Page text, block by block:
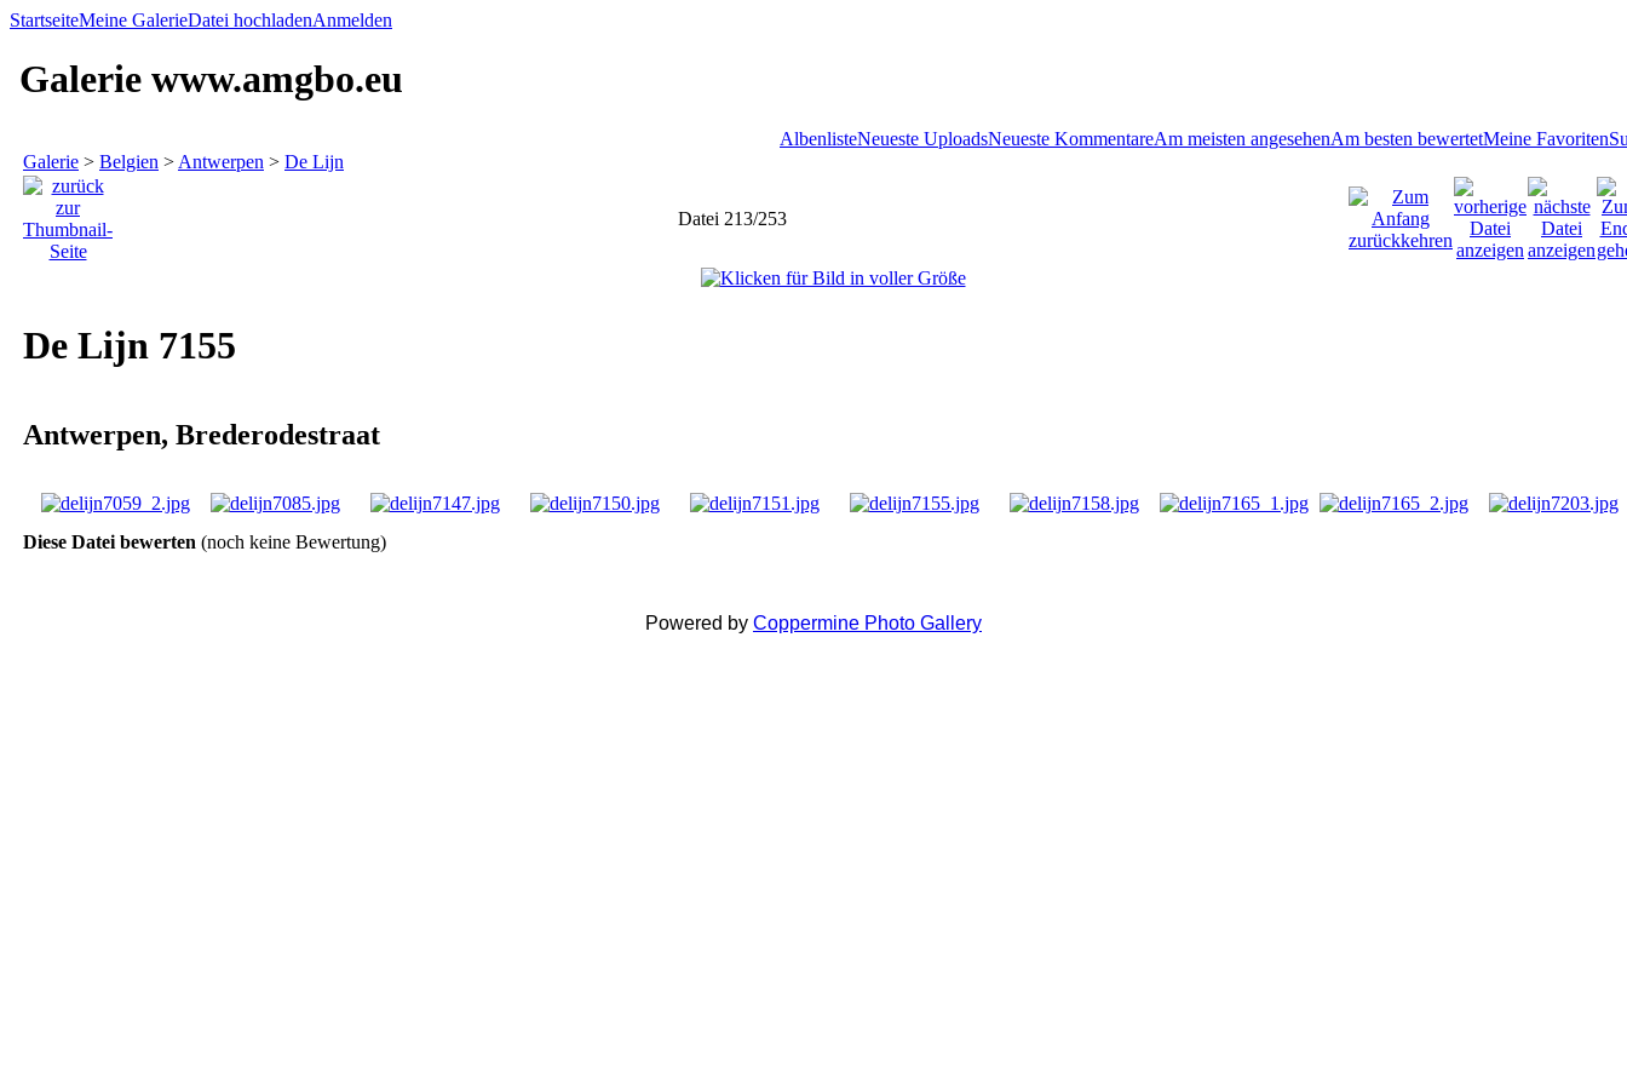
StartseiteMeine GalerieDatei hochladenAnmelden
Galerie www.amgbo.eu
AlbenlisteNeueste UploadsNeueste KommentareAm meisten angesehenAm besten bewertetMeine Favoriten
Galerie > Belgien > Antwerpen > De Lijn
Datei 213/253
De Lijn 7155
Antwerpen, Brederodestraat
Diese Datei bewerten (noch keine Bewertung)
Powered by Coppermine Photo Gallery